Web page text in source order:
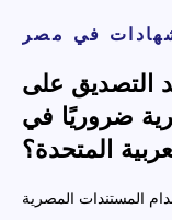
التصديق على
ضروريًا في
المتحدة؟
المستندات المصرية